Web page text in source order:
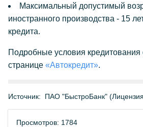
Максимальный допустимый
иностранного производства - 15
кредита.
Подробные условия кредитования
странице «Автокредит».
Источник: ПАО "БыстроБанк"
Просмотров: 1784